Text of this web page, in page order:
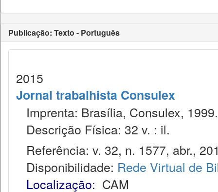
Publicação: Texto - Português
2015
Jornal trabalhista Consulex
Imprenta: Brasília, Consulex, 1999.
Descrição Física: 32 v. : il.
Referência: v. 32, n. 1577, abr.,
Disponibilidade: Rede Virtual de
Localização: CAM